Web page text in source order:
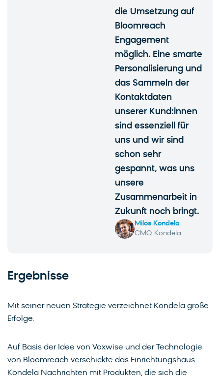
die Umsetzung auf
Bloomreach
Engagement
möglich. Eine smarte
Personalisierung und
das Sammeln der
Kontaktdaten
unserer Kund:innen
sind essenziell für
uns und wir sind
schon sehr
gespannt, was uns
unsere
Zusammenarbeit in
Zukunft noch bringt.
Milos Kondela
CMO, Kondela
Ergebnisse
Mit seiner neuen Strategie verzeichnet Kondela große
Erfolge.
Auf Basis der Idee von Voxwise und der Technologie
von Bloomreach verschickte das Einrichtungshaus
Kondela Nachrichten mit Produkten, die sich die